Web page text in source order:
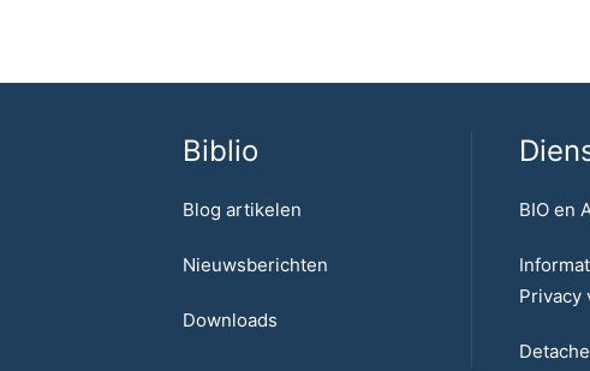
Biblio
Blog artikelen
Nieuwsberichten
Downloads
BIO en
Privacy